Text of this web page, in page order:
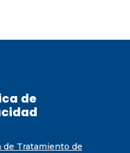
de
de Tratamiento de